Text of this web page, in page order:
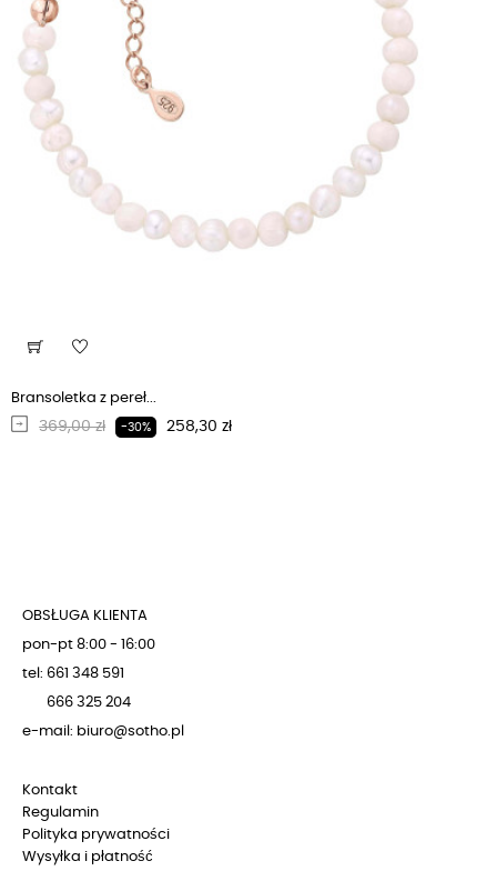
Bransoletka z pereł...
Regularna cena
369,00 zł -30% Cena
258,30 zł
OBSŁUGA KLIENTA
pon-pt 8:00 - 16:00
tel: 661 348 591
666 325 204
e-mail: biuro@sotho.pl
Kontakt
Regulamin
Polityka prywatności
Wysyłka i płatność